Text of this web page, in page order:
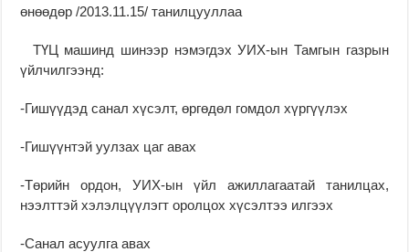
өнөөдөр /2013.11.15/ танилцууллаа
ТҮЦ машинд шинээр нэмэгдэх УИХ-ын Тамгын газрын
үйлчилгээнд:
-Гишүүдэд санал хүсэлт, өргөдөл гомдол хүргүүлэх
-Гишүүнтэй уулзах цаг авах
-Төрийн ордон, УИХ-ын үйл ажиллагаатай танилцах,
нээлттэй хэлэлцүүлэгт оролцох хүсэлтээ илгээх
-Санал асуулга авах